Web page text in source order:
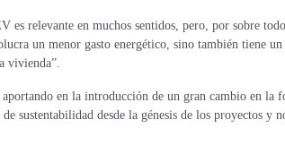
relevante en muchos sentidos, pero, por sobre
un menor gasto energético, sino también tiene un
vivienda”.
en la introducción de un gran cambio en la
sustentabilidad desde la génesis de los proyectos y